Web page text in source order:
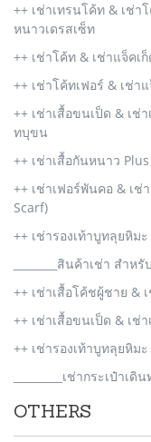
++ เช่าเทรนโค้ท & เช่า
หนาวเดรสเซ็ท
++ เช่าโค้ท & เช่าแจ็คเ
++ เช่าโค้ทเฟอร์ & เช่า
++ เช่าเสื้อขนเป็ด & เช่
ทบุขน
++ เช่าเสื้อกันหนาว
++ เช่าเฟอร์พันคอ & เช่
Scarf)
++ เช่ารองเท้าบูทลุยหิม
________สินค้าเช่า สำหรับ
++ เช่าเสื้อโค้ชผู้ชาย &
++ เช่าเสื้อขนเป็ด & เช่
++ เช่ารองเท้าบูทลุยหิม
_________เช่ากระเป๋าเดินท
OTHERS